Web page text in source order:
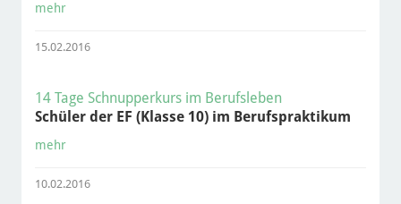
mehr
15.02.2016
14 Tage Schnupperkurs im Berufsleben
Schüler der EF (Klasse 10) im Berufspraktikum
mehr
10.02.2016